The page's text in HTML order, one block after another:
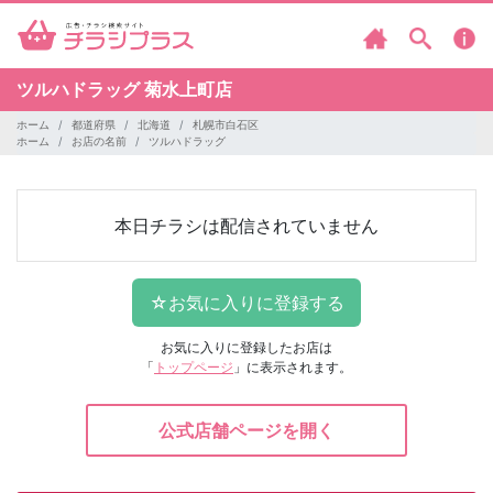
ツルハドラッグ菊水上町店
ホーム 都道府県 北海道
札幌市白石区
ホーム
お店の名前 ツルハドラッグ
本日チラシは配信されていません
お気に入りに登録したお店は
「 トップページ 」に表示されます。
公式店舗ページを開く